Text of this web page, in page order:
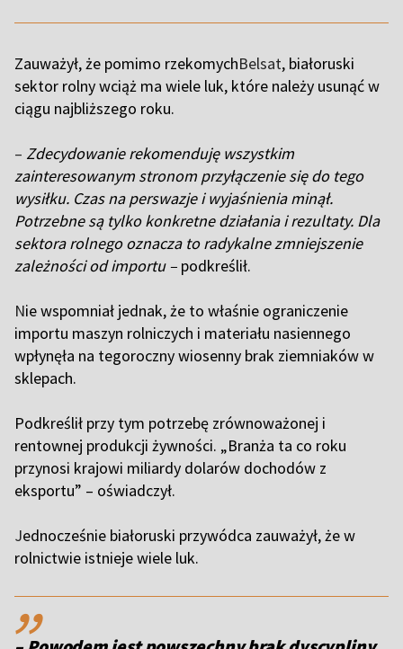
Zauważył, że pomimo rzekomychBelsat, białoruski
sektor rolny wciąż ma wiele luk, które należy usunąć w
ciągu najbliższego roku.
– Zdecydowanie rekomenduję wszystkim
zainteresowanym stronom przyłączenie się do tego
wysiłku. Czas na perswazje i wyjaśnienia minął.
Potrzebne są tylko konkretne działania i rezultaty. Dla
sektora rolnego oznacza to radykalne zmniejszenie
zależności od importu – podkreślił.
Nie wspomniał jednak, że to właśnie ograniczenie
importu maszyn rolniczych i materiału nasiennego
wpłynęła na tegoroczny wiosenny brak ziemniaków w
sklepach.
Podkreślił przy tym potrzebę zrównoważonej i
rentownej produkcji żywności. „Branża ta co roku
przynosi krajowi miliardy dolarów dochodów z
eksportu” – oświadczył.
Jednocześnie białoruski przywódca zauważył, że w
rolnictwie istnieje wiele luk.
,,